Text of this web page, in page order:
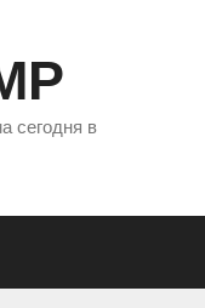
сегодня в